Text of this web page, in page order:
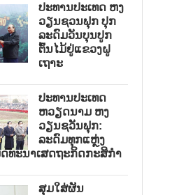
ປະທານປະເທດ ຫງ
ວຽນຊວນຟຸກ ປຸກ
ລະດົມວັນບຸນປູກ
ຕົ້ນໄມ້ຢູ່ແຂວງຝູ
ເຖາະ
ປະທານປະເທດ
ຫວຽດນາມ ຫງ
ວຽນຊວັນຟຸກ:
ລະດົມທຸກແຫຼ່ງ
ດທະນາເສດຖະກິດກະສິກຳ
ສຸມໃສ່ຜັນ